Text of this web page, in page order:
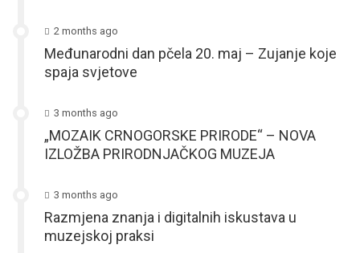
2 months ago
Međunarodni dan pčela 20. maj – Zujanje koje
spaja svjetove
3 months ago
„MOZAIK CRNOGORSKE PRIRODE“ – NOVA
IZLOŽBA PRIRODNJAČKOG MUZEJA
3 months ago
Razmjena znanja i digitalnih iskustava u
muzejskoj praksi